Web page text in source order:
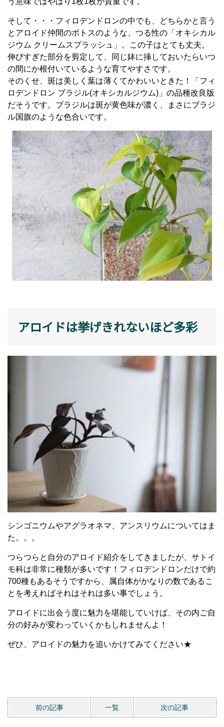
そして・・・フィロデンドロンの中でも、どちらかと言う
とアロイド仲間のポトスのような、つる性の「オキシカル
ジウム クリームスプラッシュ」。この子はとても丈夫。
伸びすぎた部分を剪定して、同じ鉢に挿しておいたらいつ
の間にか根付いているような育てやすさです。
そのくせ、斑は美しく葉は薄くてかわいいときた！「フィ
ロデンドロン ブラジル(オキシカルジウム)」の品種改良版
だそうです。ブラジルは斑が黄色味が濃く、まさにブラジ
ル国旗のような色合いです。
アロイドは挙げきれないほど多彩
シンゴニウムやアグラオネマ、アンスリウムについてはま
た。。。
つらつらと自分のアロイド紹介をしてきましたが、サトイ
モ科は非常に種類が多いです！フィロデンドロンだけで約
700種もあるそうですから、属自体がかなりの数であるこ
とを考えればそれはそれは多い事でしょう。
アロイドに出会う度に魅力を堪能していけば、その内ご自
分の好みが変わっていくかもしれませんよ！
ぜひ、アロイドの魅力を追いかけてみてください★
前の記事 一覧 次の記事